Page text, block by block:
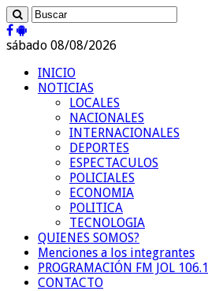
sábado 08/08/2026
INICIO
NOTICIAS
LOCALES
NACIONALES
INTERNACIONALES
DEPORTES
ESPECTACULOS
POLICIALES
ECONOMIA
POLITICA
TECNOLOGIA
QUIENES SOMOS?
Menciones a los integrantes
PROGRAMACIÓN FM JOL 106.1
CONTACTO